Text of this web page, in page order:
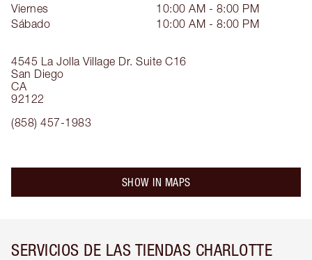
4545 La Jolla Village Dr. Suite C16
San Diego
CA
92122
(858) 457-1983
Viernes
10:00 AM - 8:00 PM
Sábado
10:00 AM - 8:00 PM
SHOW IN MAPS
SERVICIOS DE LAS TIENDAS CHARLOTTE